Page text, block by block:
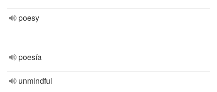
poesy
poesía
unmindful